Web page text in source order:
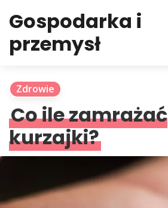
Gospodarka i
przemysł
Zdrowie
Co ile zamrażać
kurzajki?